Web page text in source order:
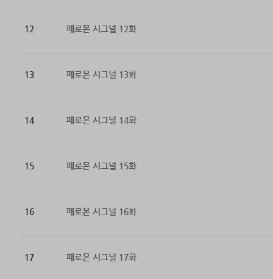
12 페로몬 시그널 12화
13 페로몬 시그널 13화
14 페로몬 시그널 14화
15 페로몬 시그널 15화
16 페로몬 시그널 16화
17 페로몬 시그널 17화